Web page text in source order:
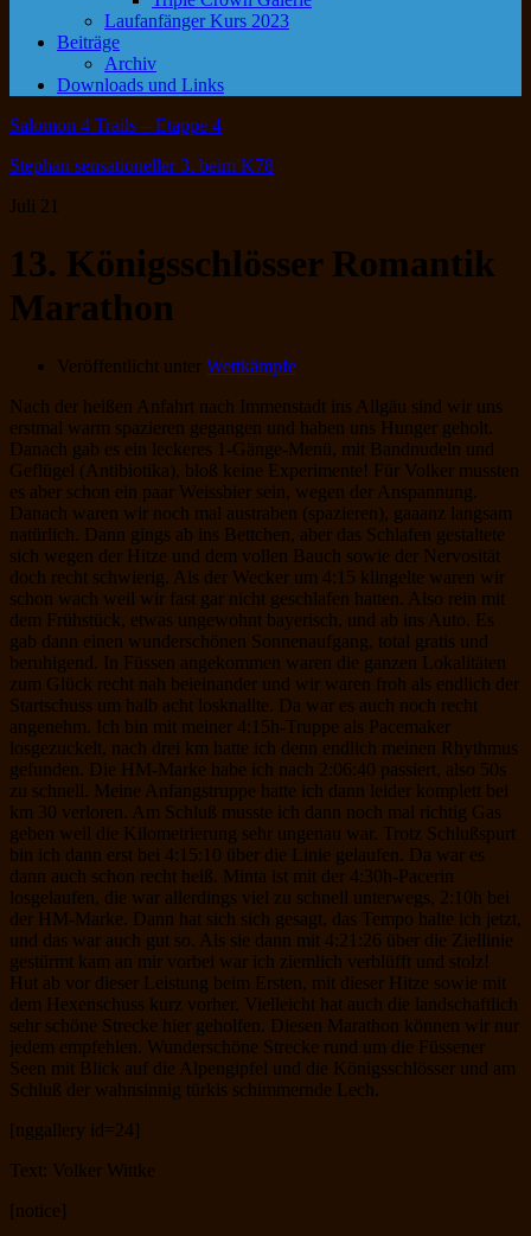
Laufanfänger Kurs 2023
Beiträge
Archiv
Downloads und Links
Salomon 4 Trails – Etappe 4
Stephan sensationeller 3. beim K78
Juli 21
13. Königsschlösser Romantik
Marathon
Veröffentlicht unter Wettkämpfe
Nach der heißen Anfahrt nach Immenstadt ins Allgäu sind wir uns
erstmal warm spazieren gegangen und haben uns Hunger geholt.
Danach gab es ein leckeres 1-Gänge-Menü, mit Bandnudeln und
Geflügel (Antibiotika), bloß keine Experimente! Für Volker mussten
es aber schon ein paar Weissbier sein, wegen der Anspannung.
Danach waren wir noch mal austraben (spazieren), gaaanz langsam
natürlich. Dann gings ab ins Bettchen, aber das Schlafen gestaltete
sich wegen der Hitze und dem vollen Bauch sowie der Nervosität
doch recht schwierig. Als der Wecker um 4:15 klingelte waren wir
schon wach weil wir fast gar nicht geschlafen hatten. Also rein mit
dem Frühstück, etwas ungewohnt bayerisch, und ab ins Auto. Es
gab dann einen wunderschönen Sonnenaufgang, total gratis und
beruhigend. In Füssen angekommen waren die ganzen Lokalitäten
zum Glück recht nah beieinander und wir waren froh als endlich der
Startschuss um halb acht losknallte. Da war es auch noch recht
angenehm. Ich bin mit meiner 4:15h-Truppe als Pacemaker
losgezuckelt, nach drei km hatte ich denn endlich meinen Rhythmus
gefunden. Die HM-Marke habe ich nach 2:06:40 passiert, also 50s
zu schnell. Meine Anfangstruppe hatte ich dann leider komplett bei
km 30 verloren. Am Schluß musste ich dann noch mal richtig Gas
geben weil die Kilometrierung sehr ungenau war. Trotz Schlußspurt
bin ich dann erst bei 4:15:10 über die Linie gelaufen. Da war es
dann auch schon recht heiß. Minta ist mit der 4:30h-Pacerin
losgelaufen, die war allerdings viel zu schnell unterwegs, 2:10h bei
der HM-Marke. Dann hat sich sich gesagt, das Tempo halte ich jetzt,
und das war auch gut so. Als sie dann mit 4:21:26 über die Ziellinie
gestürmt kam an mir vorbei war ich ziemlich verblüfft und stolz!
Hut ab vor dieser Leistung beim Ersten, mit dieser Hitze sowie mit
dem Hexenschuss kurz vorher. Vielleicht hat auch die landschaftlich
sehr schöne Strecke hier geholfen. Diesen Marathon können wir nur
jedem empfehlen. Wunderschöne Strecke rund um die Füssener
Seen mit Blick auf die Alpengipfel und die Königsschlösser und am
Schluß der wahnsinnig türkis schimmernde Lech.
[nggallery id=24]
Text: Volker Wittke
[notice]